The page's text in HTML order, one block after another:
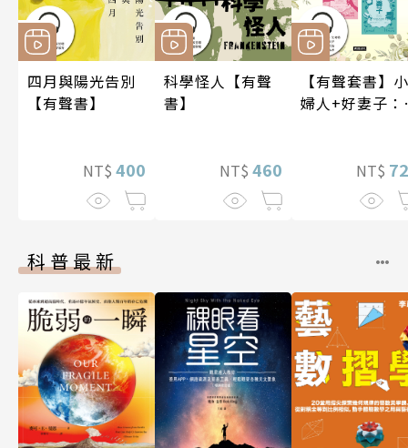
四月與陽光告別
【有聲書】
NT$ 400
科學怪人【有聲
書】
NT$ 460
【有聲套書】小
婦人+好妻子：
NT$
科普最新